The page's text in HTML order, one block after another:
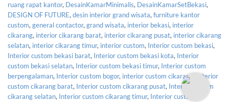
ruang rapat kantor, DesainKamarMinimalis, DesainKamarSetBekasi,
DESIGN OF FUTURE, desin interior grand wisata, furniture kantor
custom, general contactor, grand wisata, interior bekasi, interior
cikarang, interior cikarang barat, interior cikarang pusat, interior cikarang
selatan, interior cikarang timur, interior custom, Interior custom bekasi,
Interior custom bekasi barat, Interior custom bekasi kota, Interior
custom bekasi selatan, Interior custom bekasi timur, Interior custom
berpengalaman, Interior custom bogor, interior custom cikarang
Interior
custom cikarang barat, Interior custom cikarang pusat, Interior custom
cikarang selatan, Interior custom cikarang timur, Interior custom